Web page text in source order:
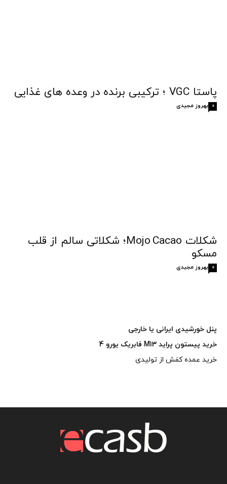
پاستا VGC ؛ ترکیبی برنده در وعده های غذایی
بهروز مجیدی 0
شکلات Mojo Cacao؛ شکلاتی سالم از قلب
مسکو
بهروز مجیدی 0
پنل خورشیدی ایرانی یا خارجی
خرید پیستون پراید M13 فابریک یورو 4
خرید عمده کفش از تولیدی